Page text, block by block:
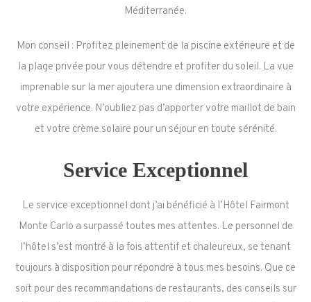
Méditerranée.
Mon conseil : Profitez pleinement de la piscine extérieure et de
la plage privée pour vous détendre et profiter du soleil. La vue
imprenable sur la mer ajoutera une dimension extraordinaire à
votre expérience. N’oubliez pas d’apporter votre maillot de bain
et votre crème solaire pour un séjour en toute sérénité.
Service Exceptionnel
Le service exceptionnel dont j’ai bénéficié à l’Hôtel Fairmont
Monte Carlo a surpassé toutes mes attentes. Le personnel de
l’hôtel s’est montré à la fois attentif et chaleureux, se tenant
toujours à disposition pour répondre à tous mes besoins. Que ce
soit pour des recommandations de restaurants, des conseils sur